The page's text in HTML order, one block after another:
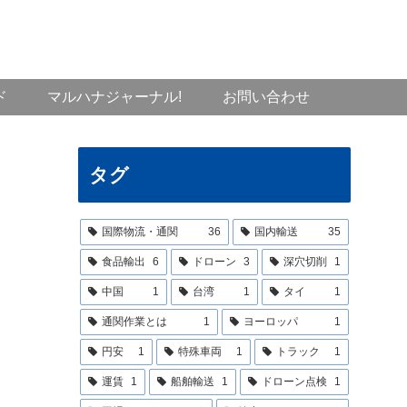
マルハナジャーナル! お問い合わせ
タグ
国際物流・通関 36 国内輸送 35
食品輸出 6 ドローン 3 深穴切削 1
中国 1 台湾 1 タイ 1
通関作業とは 1 ヨーロッパ 1
円安 1 特殊車両 1 トラック 1
運賃 1 船舶輸送 1 ドローン点検 1